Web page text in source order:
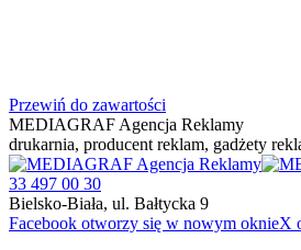
Przewiń do zawartości
MEDIAGRAF Agencja Reklamy
drukarnia, producent reklam, gadżety
33 497 00 30
Bielsko-Biała, ul. Bałtycka 9
Facebook otworzy się w nowym oknieX